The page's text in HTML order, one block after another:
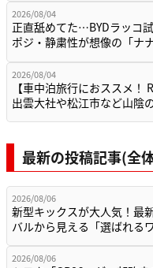
2026/08/04
正直舐めてた…BYDラッコ
ポジ・静粛性が想像の「ナ
2026/08/04
【車中泊旅行におススメ！
出雲大社や松江市など山陰
最新の投稿記事(全
2026/08/06
新型キックスが大人気！最
バルから見える「選ばれるワ
2026/08/06